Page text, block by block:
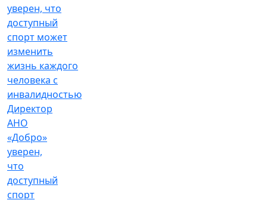
Директор
АНО
«Добро»
уверен,
что
доступный
спорт